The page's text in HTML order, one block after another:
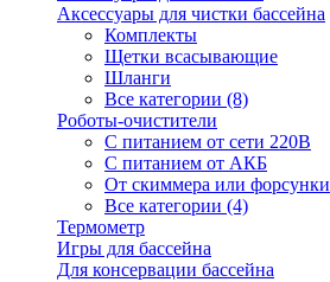
Аксессуары для чистки бассейна
Комплекты
Щетки всасывающие
Шланги
Все категории (8)
Роботы-очистители
С питанием от сети 220В
С питанием от АКБ
От скиммера или форсунки
Все категории (4)
Термометр
Игры для бассейна
Для консервации бассейна